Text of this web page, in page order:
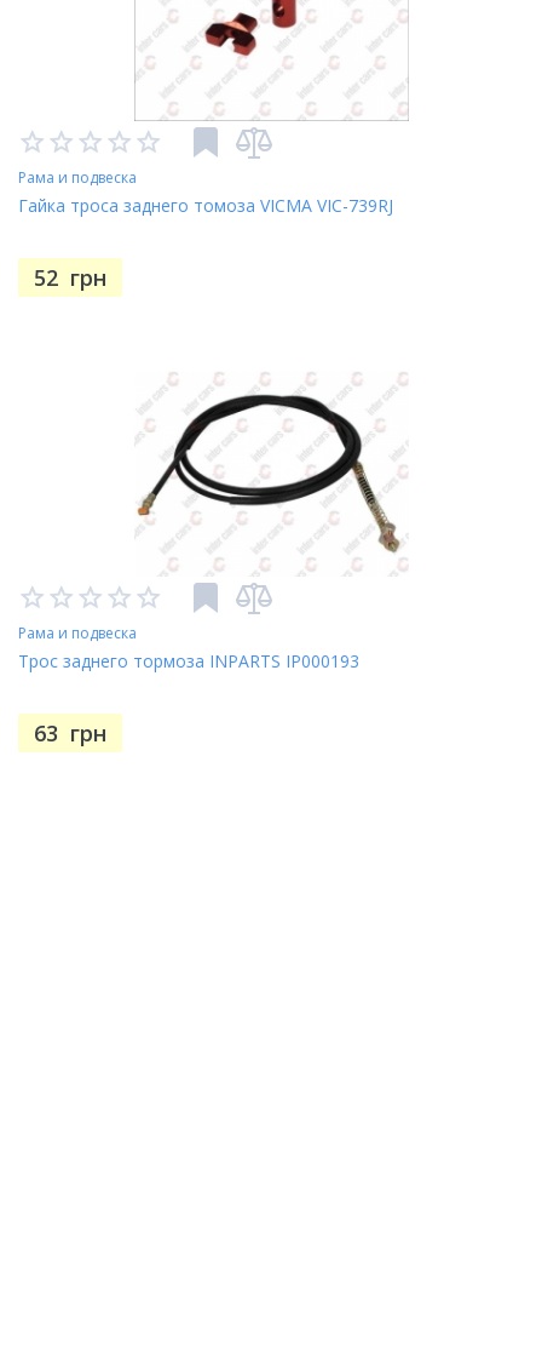
Рама и подвеска
Гайка троса заднего томоза VICMA VIC-739RJ
52 грн
Рама и подвеска
Трос заднего тормоза INPARTS IP000193
63 грн